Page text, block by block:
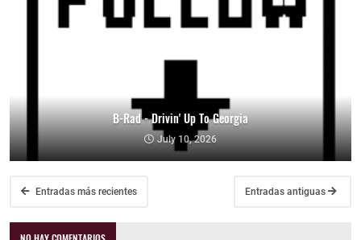
B-Rad - Drivin' Up To Georgia
July 10, 2026
Entradas más recientes Entradas antiguas